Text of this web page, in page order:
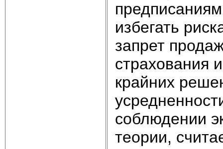
избегать
запрет
страхования
крайних
соблюдении
теории,